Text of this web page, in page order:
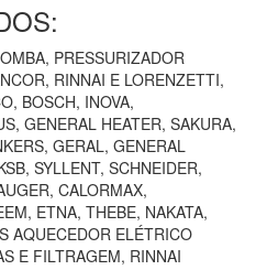
PRESSURIZADOR
RINNAI E LORENZETTI,
BOSCH, INOVA,
GENERAL HEATER, SAKURA,
GERAL, GENERAL
SYLLENT, SCHNEIDER,
CALORMAX,
ETNA, THEBE, NAKATA,
AQUECEDOR ELÉTRICO
E FILTRAGEM, RINNAI